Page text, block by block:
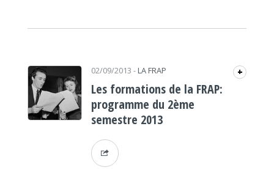
02/09/2013- LA FRAP +
Les formations de la FRAP:
programme du 2ème
semestre 2013